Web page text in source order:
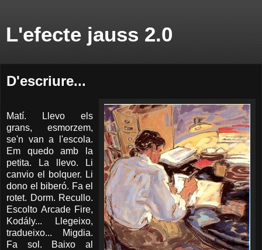
L'efecte jauss 2.0
D'escriure...
Matí. Llevo els
grans, esmorzem,
se'n van a l'escola.
Em quedo amb la
petita. La llevo. Li
canvio el bolquer. Li
dono el biberó. Fa el
rotet. Dorm. Recullo.
Escolto Arcade Fire,
Kodály... Llegeixo,
tradueixo... Migdia.
Fa sol. Baixo al